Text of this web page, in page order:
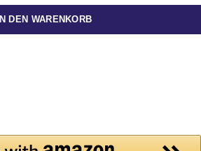
DEN WARENKORB